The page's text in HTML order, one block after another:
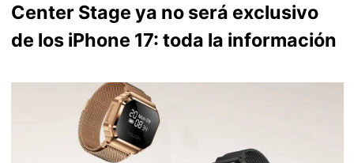
Center Stage ya no será exclusivo
de los iPhone 17: toda la información